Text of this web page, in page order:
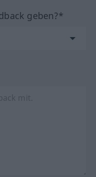
geben?*